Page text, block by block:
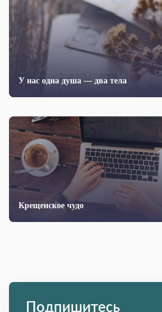
У нас одна душа — два тела
Крещенское чудо
Подпишитесь